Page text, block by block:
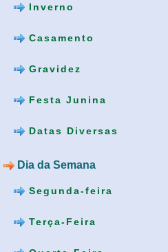
Inverno
Casamento
Gravidez
Festa Junina
Datas Diversas
Dia da Semana
Segunda-feira
Terça-Feira